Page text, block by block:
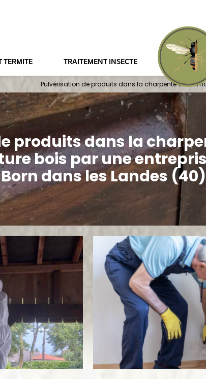
TERMITE TRAITEMENT INSECTE
Pulvérisation de produits dans la charpente d'une
produits dans la
bois par une
dans les Landes (40)